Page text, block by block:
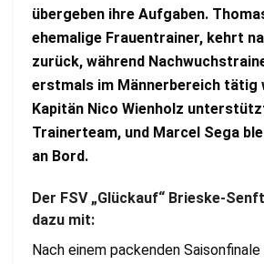
übergeben ihre Aufgaben.
ehemalige Frauentrainer, kehrt
zurück, während
erstmals im Männerbereich tätig
Kapitän Nico Wienholz
Trainerteam, und Marcel Sega
an Bord.
Der FSV „Glückauf“ Brieske-
dazu mit:
Nach einem packenden